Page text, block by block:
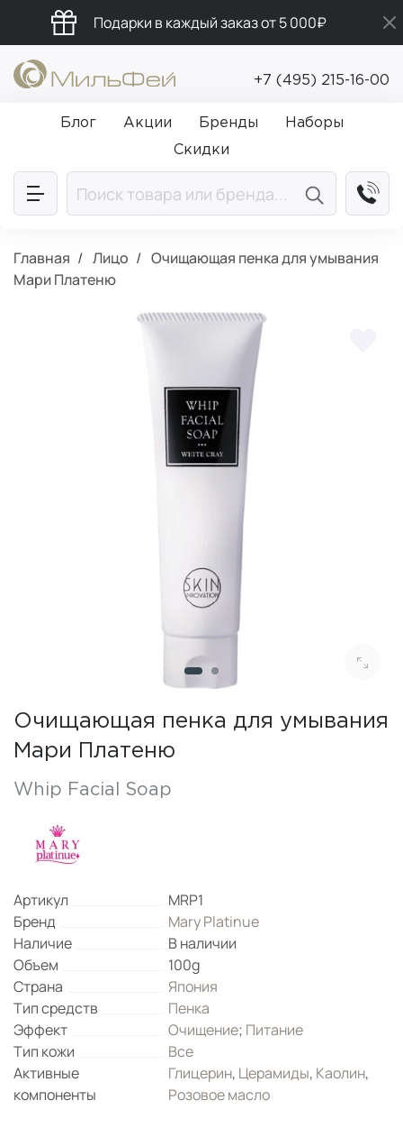
Подарки в каждый заказ от 5 000₽
Промокод ПРИВЕТ
Бесплатная доставка от 5 000₽
+7 (495) 215-16-00
Блог Акции Бренды
Наборы
Скидки
Главная Лицо
Очищающая пенка для умывания
Мари Платеню
Очищающая пенка для умывания
Мари Платеню
Whip Facial Soap
Артикул
MRP1
Бренд
Mary Platinue
Наличие
В наличии
Объем
100g
Страна
Япония
Тип средств
Пенка
Эффект
Очищение; Питание
Тип кожи
Все
Активные
компоненты
Глицерин, Церамиды, Каолин,
Розовое масло